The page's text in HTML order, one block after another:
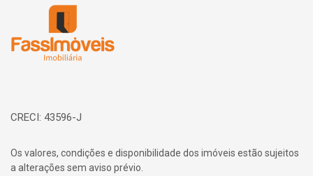
CRECI: 43596-J
Os valores, condições e disponibilidade dos imóveis estão sujeitos
a alterações sem aviso prévio.